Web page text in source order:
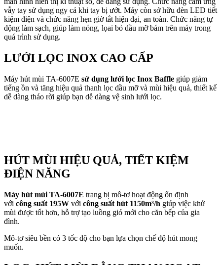
vẫy tay sử dụng ngy cả khi tay bị ướt. Máy còn sở hữu đèn LED tiết
kiệm điện và chức năng hẹn giờ tắt hiện đại, an toàn. Chức năng tự
động làm sạch, giúp làm nóng, lọai bỏ dầu mỡ bám trên máy trong
quá trình sử dụng.
LƯỚI LỌC INOX CAO CẤP
Máy hút mùi TA-6007E sử dụng lưới lọc Inox Baffle giúp giảm
tiếng ồn và tăng hiệu quả thanh lọc dầu mỡ và mùi hiệu quả, thiết kế
dễ dàng tháo rời giúp bạn dễ dàng vệ sinh lưới lọc.
HÚT MÙI HIỆU QUẢ, TIẾT KIỆM
ĐIỆN NĂNG
Máy hút mùi TA-6007E trang bị mô-tơ hoạt động ổn định
với công suất 195W với công suất hút 1150m³/h giúp việc khử
mùi được tốt hơn, hỗ trợ tạo luồng gió mới cho căn bếp của gia
đình.
Mô-tơ siêu bền có 3 tốc độ cho bạn lựa chọn chế độ hút mong
muốn.